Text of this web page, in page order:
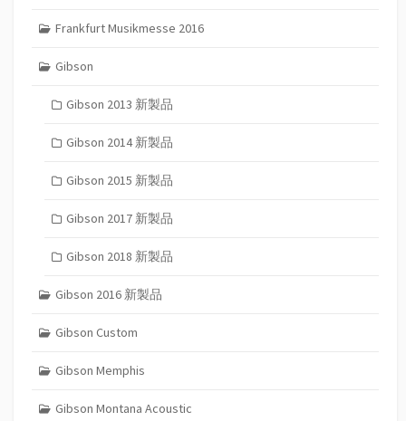
Frankfurt Musikmesse 2016
Gibson
Gibson 2013 新製品
Gibson 2014 新製品
Gibson 2015 新製品
Gibson 2017 新製品
Gibson 2018 新製品
Gibson 2016 新製品
Gibson Custom
Gibson Memphis
Gibson Montana Acoustic